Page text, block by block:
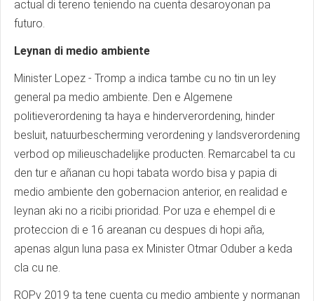
actual di tereno teniendo na cuenta desaroyonan pa
futuro.
Leynan di medio ambiente
Minister Lopez - Tromp a indica tambe cu no tin un ley
general pa medio ambiente. Den e Algemene
politieverordening ta haya e hinderverordening, hinder
besluit, natuurbescherming verordening y landsverordening
verbod op milieuschadelijke producten. Remarcabel ta cu
den tur e añanan cu hopi tabata wordo bisa y papia di
medio ambiente den gobernacion anterior, en realidad e
leynan aki no a ricibi prioridad. Por uza e ehempel di e
proteccion di e 16 areanan cu despues di hopi aña,
apenas algun luna pasa ex Minister Otmar Oduber a keda
cla cu ne.
ROPv 2019 ta tene cuenta cu medio ambiente y normanan